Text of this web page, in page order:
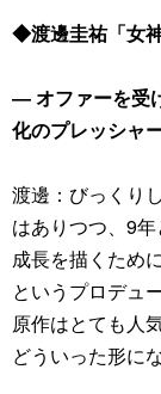
◆渡邊圭祐「女
― オファーを受
化のプレッシャ
渡邊：びっくり
はありつつ、9
成長を描くため
というプロデュ
原作はとても人
どういった形に